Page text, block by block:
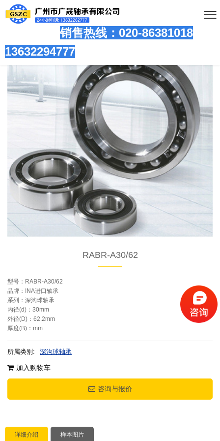
销售热线：020-86381018
13632294777
RABR-A30/62
型号：RABR-A30/62
品牌：INA进口轴承
系列：深沟球轴承
内径(d)：30mm
外径(D)：62.2mm
厚度(B)：mm
所属类别: 深沟球轴承
加入购物车
咨询与报价
详细介绍 样本图片